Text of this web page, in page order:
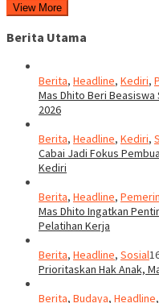
View More
Berita Utama
Berita, Headline, Kediri,
Mas Dhito Beri Beasiswa
2026
Berita, Headline, Kediri,
Cabai Jadi Fokus
Kediri
Berita, Headline,
Mas Dhito Ingatkan
Pelatihan Kerja
Berita, Headline, Sosial
Prioritaskan Hak Anak,
Berita, Budaya, Headline,